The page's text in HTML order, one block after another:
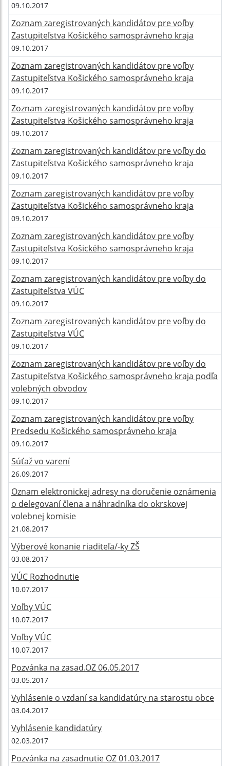
09.10.2017
Zoznam zaregistrovaných kandidátov pre voľby
Zastupiteľstva Košického samosprávneho kraja
09.10.2017
Zoznam zaregistrovaných kandidátov pre voľby
Zastupiteľstva Košického samosprávneho kraja
09.10.2017
Zoznam zaregistrovaných kandidátov pre voľby
Zastupiteľstva Košického samosprávneho kraja
09.10.2017
Zoznam zaregistrovaných kandidátov pre voľby do
Zastupiteľstva Košického samosprávneho kraja
09.10.2017
Zoznam zaregistrovaných kandidátov pre voľby
Zastupiteľstva Košického samosprávneho kraja
09.10.2017
Zoznam zaregistrovaných kandidátov pre voľby
Zastupiteľstva Košického samosprávneho kraja
09.10.2017
Zoznam zaregistrovaných kandidátov pre voľby do
Zastupiteľstva VÚC
09.10.2017
Zoznam zaregistrovaných kandidátov pre voľby do
Zastupiteľstva VÚC
09.10.2017
Zoznam zaregistrovaných kandidátov pre voľby do
Zastupiteľstva Košického samosprávneho kraja podľa
volebných obvodov
09.10.2017
Zoznam zaregistrovaných kandidátov pre voľby
Predsedu Košického samosprávneho kraja
09.10.2017
Súťaž vo varení
26.09.2017
Oznam elektronickej adresy na doručenie oznámenia
o delegovaní člena a náhradníka do okrskovej
volebnej komisie
21.08.2017
Výberové konanie riaditeľa/-ky ZŠ
03.08.2017
VÚC Rozhodnutie
10.07.2017
Voľby VÚC
10.07.2017
Voľby VÚC
10.07.2017
Pozvánka na zasad.OZ 06.05.2017
03.05.2017
Vyhlásenie o vzdaní sa kandidatúry na starostu obce
03.04.2017
Vyhlásenie kandidatúry
02.03.2017
Pozvánka na zasadnutie OZ 01.03.2017